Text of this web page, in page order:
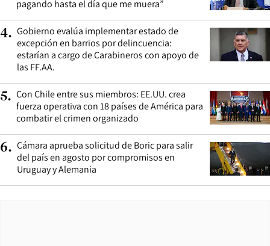
pagando hasta el día que me muera”
4. Gobierno evalúa implementar estado de
excepción en barrios por delincuencia:
estarían a cargo de Carabineros con apoyo de
las FF.AA.
5. Con Chile entre sus miembros: EE.UU. crea
fuerza operativa con 18 países de América para
combatir el crimen organizado
6. Cámara aprueba solicitud de Boric para salir
del país en agosto por compromisos en
Uruguay y Alemania